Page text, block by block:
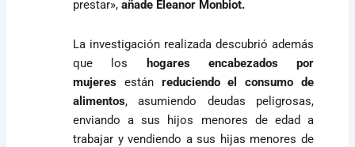
prestar», añade Eleanor Monbiot.
La investigación realizada descubrió además
que los
hogares encabezados por
mujeresestán reduciendo el consumo de
alimentos, asumiendo deudas peligrosas,
enviando a sus hijos menores de edad a
trabajar y vendiendo a sus hijas menores de